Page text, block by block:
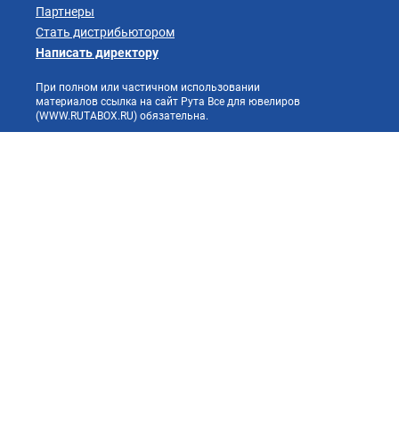
Партнеры
Стать дистрибьютором
Написать директору
При полном или частичном использовании
материалов ссылка на сайт Рута Все для ювелиров
(WWW.RUTABOX.RU) обязательна.